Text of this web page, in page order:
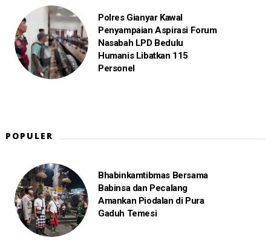
Polres Gianyar Kawal
Penyampaian Aspirasi Forum
Nasabah LPD Bedulu
Humanis Libatkan 115
Personel
POPULER
Bhabinkamtibmas Bersama
Babinsa dan Pecalang
Amankan Piodalan di Pura
Gaduh Temesi